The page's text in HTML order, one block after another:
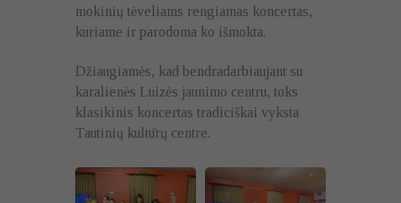
mokinių tėveliams rengiamas koncertas,
kuriame ir parodoma ko išmokta.
Džiaugiamės, kad bendradarbiaujant su
karalienės Luizės jaunimo centru, toks
klasikinis koncertas tradiciškai vyksta
Tautinių kultūrų centre.